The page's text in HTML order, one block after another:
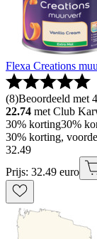
Flexa Creations
(8)Beoordeeld met
22.74 met Club
30% korting30%
30% korting,
32.49
Prijs: 32.49 euro